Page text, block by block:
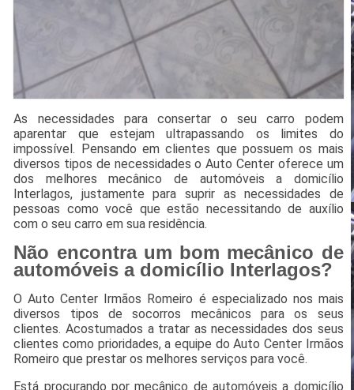
As necessidades para consertar o seu carro podem
aparentar que estejam ultrapassando os limites do
impossível. Pensando em clientes que possuem os mais
diversos tipos de necessidades o Auto Center oferece um
dos melhores mecânico de automóveis a domicílio
Interlagos, justamente para suprir as necessidades de
pessoas como você que estão necessitando de auxílio
com o seu carro em sua residência.
Não encontra um bom mecânico de
automóveis a domicílio Interlagos?
O Auto Center Irmãos Romeiro é especializado nos mais
diversos tipos de socorros mecânicos para os seus
clientes. Acostumados a tratar as necessidades dos seus
clientes como prioridades, a equipe do Auto Center Irmãos
Romeiro que prestar os melhores serviços para você.
Está procurando por mecânico de automóveis a domicílio